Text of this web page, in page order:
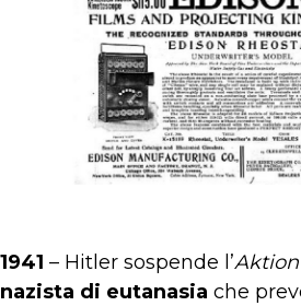
1941 – Hitler sospende l’Aktion
nazista di eutanasia che